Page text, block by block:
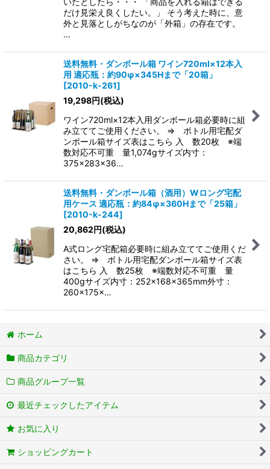
だけ見栄え良くしたい。」 そう考えた時に、意
外と見落としがちなのが「外箱」の存在です。
…
送料無料・ダンボール箱 ワイン720ml×12本入
用 適応瓶：約90φ×345Hまで「20箱」
[2010-k-261]
19,298円(税込)
ワイン720ml×12本入用ダンボール箱必要時に組
み立ててご使用ください。 ⇒ ボトル用宅配ダ
ンボール箱サイズ表はこちら 入 数20枚 ※端
数対応不可重 量1,074gサイズ内寸：
375×283×36…
送料無料・ダンボール箱（酒用）Wロング宅配
用ケース 適応瓶：約84φ×360Hまで「25箱」
[2010-k-244]
20,862円(税込)
A式ロング宅配箱必要時に組み立ててご使用くだ
さい。 ⇒ ボトル用宅配ダンボール箱サイズ表
はこちら 入 数25枚 ※端数対応不可重 量
400gサイズ内寸：252×168×365mm外寸：
260×175×…
ホーム
商品カテゴリ
商品グループ一覧
最近チェックしたアイテム
お気に入り
ショッピングカート